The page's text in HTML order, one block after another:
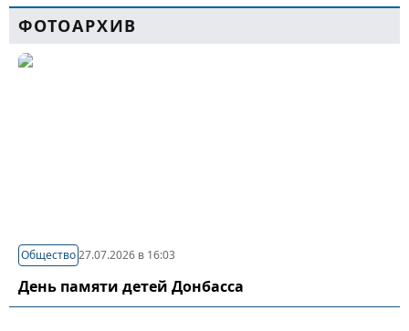
ФОТОАРХИВ
Общество27.07.2026 в 16:03
День памяти детей Донбасса